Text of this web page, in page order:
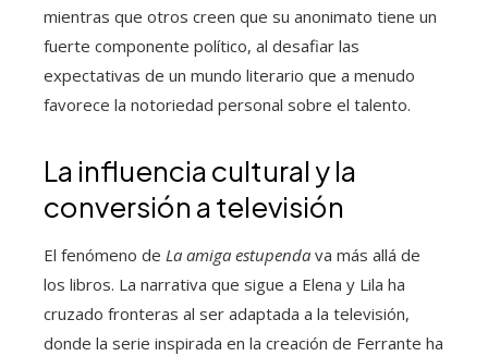
mientras que otros creen que su anonimato tiene un
fuerte componente político, al desafiar las
expectativas de un mundo literario que a menudo
favorece la notoriedad personal sobre el talento.
La influencia cultural y la
conversión a televisión
El fenómeno de La amiga estupenda va más allá de
los libros. La narrativa que sigue a Elena y Lila ha
cruzado fronteras al ser adaptada a la televisión,
donde la serie inspirada en la creación de Ferrante ha